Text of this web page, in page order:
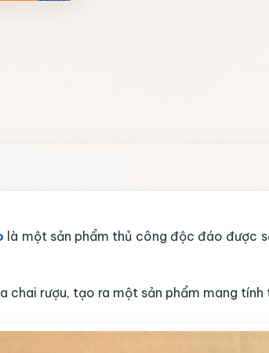
là một sản phẩm thủ công độc đáo được
chai rượu, tạo ra một sản phẩm mang